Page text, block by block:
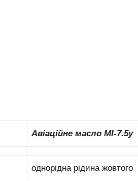
Авіаційне масло МІ-7.5у
однорідна рідина жовтого